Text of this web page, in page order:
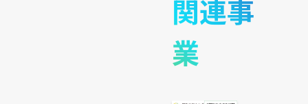
関連事
業